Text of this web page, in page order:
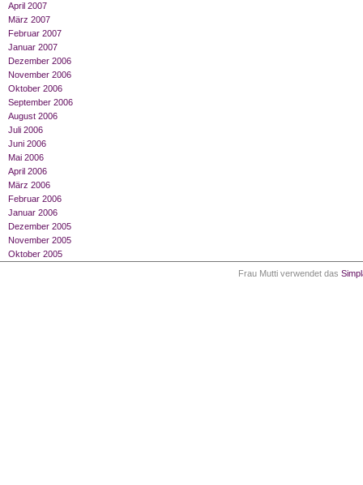
April 2007
März 2007
Februar 2007
Januar 2007
Dezember 2006
November 2006
Oktober 2006
September 2006
August 2006
Juli 2006
Juni 2006
Mai 2006
April 2006
März 2006
Februar 2006
Januar 2006
Dezember 2005
November 2005
Oktober 2005
Frau Mutti verwendet das